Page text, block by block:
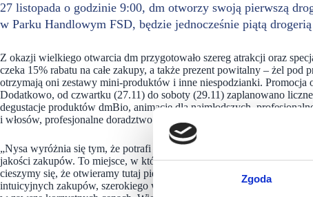
Zgoda
27 listopada o godzinie 9:00, dm otworzy swoją pierwszą
w Parku Handlowym FSD, będzie jednocześnie piątą
Z okazji wielkiego otwarcia dm przygotowało szereg atrakcji oraz
czeka 15% rabatu na całe zakupy, a także prezent powitalny – żel
otrzymają oni zestawy mini-produktów i inne niespodzianki. Promocja
Dodatkowo, od czwartku (27.11) do soboty (29.11) zaplanowano
degustacje produktów dmBio, animacje dla najmłodszych,
i włosów, profesjonalne doradztwo w zakresie przygotowywania
„Nysa wyróżnia się tym, że potrafi łączyć codzienny spokój
jakości zakupów. To miejsce, w którym klienci naprawdę zwracają
cieszymy się, że otwieramy tutaj pierwszą drogerię dm. Chcemy, by dm
intuicyjnych zakupów, szerokiego wyboru produktów i spokojnej